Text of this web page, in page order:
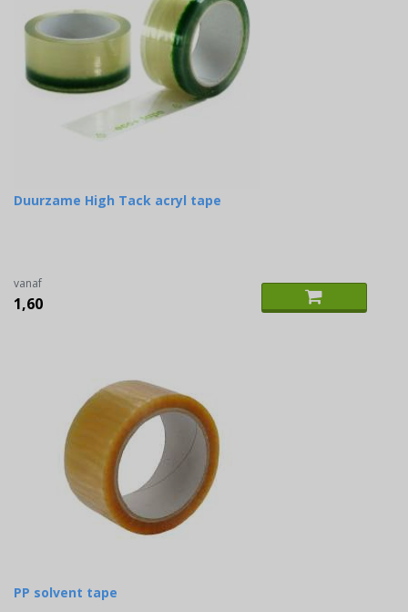
Duurzame High Tack acryl tape
vanaf
1,60
PP solvent tape